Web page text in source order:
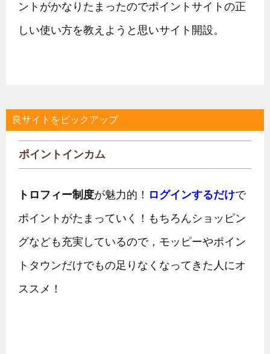
ントがかなりたまったのでポイントサイトの正
しい使い方を教えようと思いサイト開設。
良サイトをピックアップ
ポイントインカム
トロフィー制度が魅力的！ ログインするだけで
ポイントがたまっていく！もちろんショッピン
グなども充実しているので，モッピーやポイン
トタウンだけでもの足りなくなってきた人にオ
ススメ！